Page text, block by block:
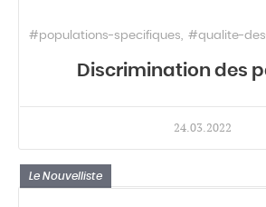
#populations-specifiques #qualite-
Discrimination des
24.03.2022
Le Nouvelliste